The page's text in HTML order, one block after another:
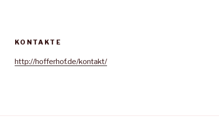
k
KONTAKTE
http://hofferhof.de/kontakt/